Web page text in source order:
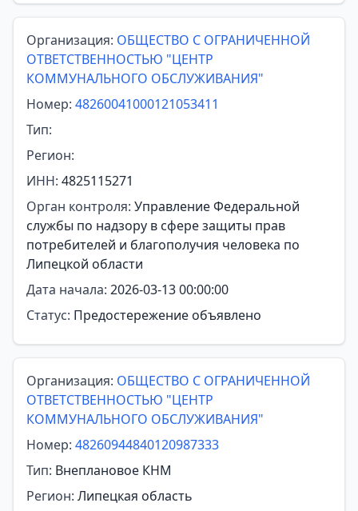
Организация: ОБЩЕСТВО С ОГРАНИЧЕННОЙ
ОТВЕТСТВЕННОСТЬЮ "ЦЕНТР
КОММУНАЛЬНОГО ОБСЛУЖИВАНИЯ"
Номер: 48260041000121053411
Тип:
Регион:
ИНН: 4825115271
Орган контроля: Управление Федеральной
службы по надзору в сфере защиты прав
потребителей и благополучия человека по
Липецкой области
Дата начала: 2026-03-13 00:00:00
Статус: Предостережение объявлено
Организация: ОБЩЕСТВО С ОГРАНИЧЕННОЙ
ОТВЕТСТВЕННОСТЬЮ "ЦЕНТР
КОММУНАЛЬНОГО ОБСЛУЖИВАНИЯ"
Номер: 48260944840120987333
Тип: Внеплановое КНМ
Регион: Липецкая область